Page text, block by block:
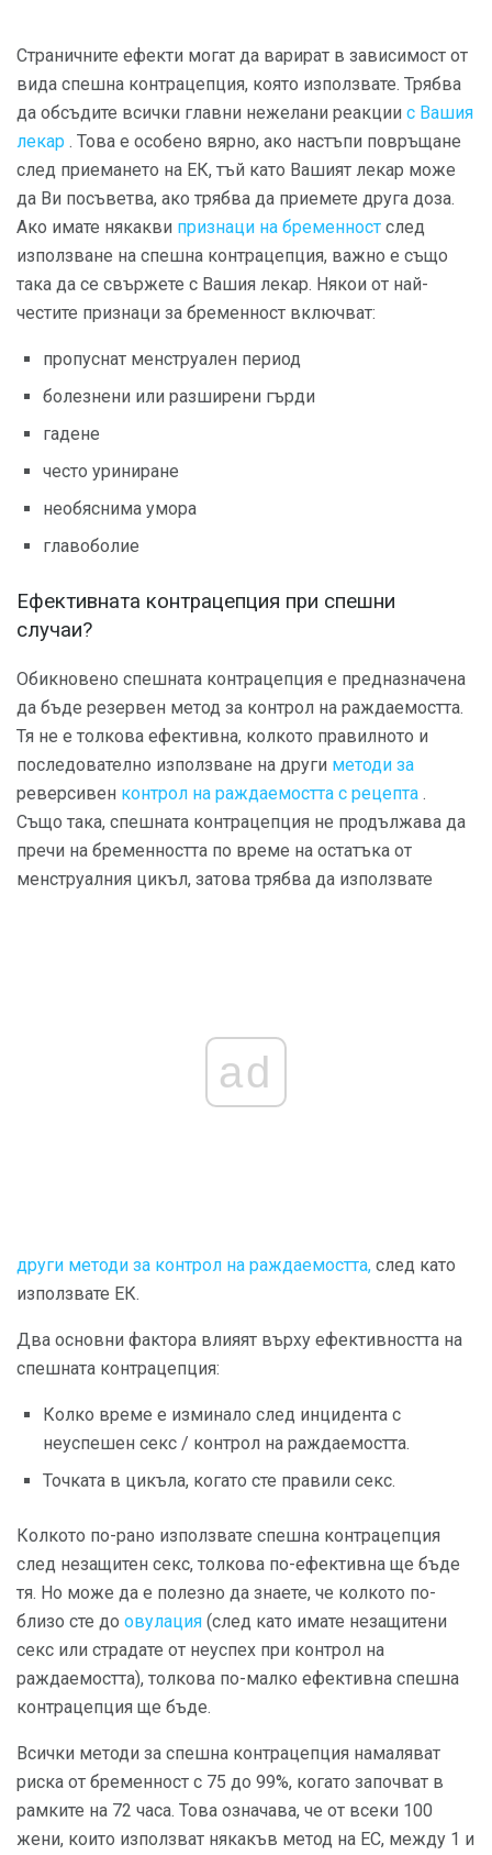
Страничните ефекти могат да варират в зависимост от
вида спешна контрацепция, която използвате. Трябва
да обсъдите всички главни нежелани реакции с Вашия
лекар . Това е особено вярно, ако настъпи повръщане
след приемането на ЕК, тъй като Вашият лекар може
да Ви посъветва, ако трябва да приемете друга доза.
Ако имате някакви признаци на бременност след
използване на спешна контрацепция, важно е също
така да се свържете с Вашия лекар. Някои от най-
честите признаци за бременност включват:
пропуснат менструален период
болезнени или разширени гърди
гадене
често уриниране
необяснима умора
главоболие
Ефективната контрацепция при спешни
случаи?
Обикновено спешната контрацепция е предназначена
да бъде резервен метод за контрол на раждаемостта.
Тя не е толкова ефективна, колкото правилното и
последователно използване на други методи за
реверсивен контрол на раждаемостта с рецепта .
Също така, спешната контрацепция не продължава да
пречи на бременността по време на остатъка от
менструалния цикъл, затова трябва да използвате
ad
други методи за контрол на раждаемостта, след като
използвате ЕК.
Два основни фактора влияят върху ефективността на
спешната контрацепция:
Колко време е изминало след инцидента с
неуспешен секс / контрол на раждаемостта.
Точката в цикъла, когато сте правили секс.
Колкото по-рано използвате спешна контрацепция
след незащитен секс, толкова по-ефективна ще бъде
тя. Но може да е полезно да знаете, че колкото по-
близо сте до овулация (след като имате незащитени
секс или страдате от неуспех при контрол на
раждаемостта), толкова по-малко ефективна спешна
контрацепция ще бъде.
Всички методи за спешна контрацепция намаляват
риска от бременност с 75 до 99%, когато започват в
рамките на 72 часа. Това означава, че от всеки 100
жени, които използват някакъв метод на ЕС, между 1 и